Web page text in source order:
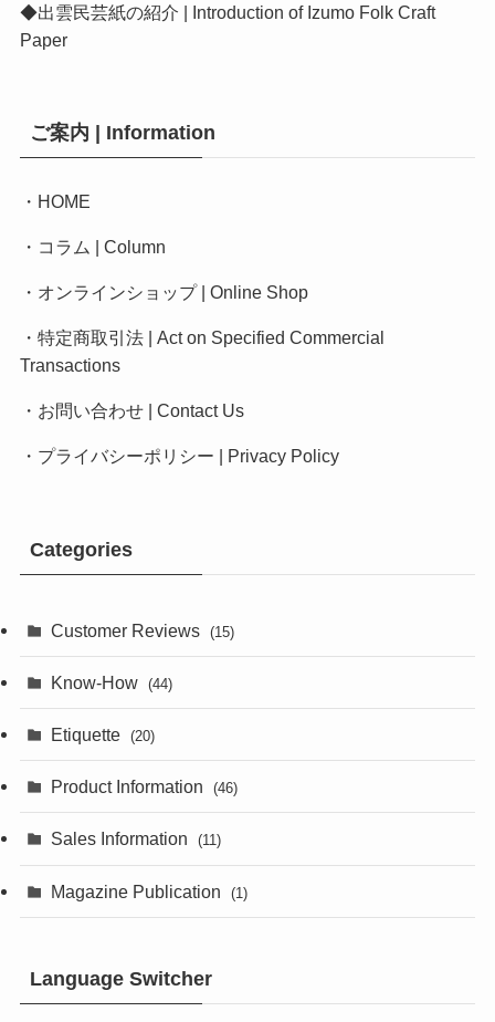
◆出雲民芸紙の紹介 | Introduction of Izumo Folk Craft
Paper
ご案内 | Information
・ HOME
・ コラム | Column
・ オンラインショップ | Online Shop
・ 特定商取引法 | Act on Specified Commercial
Transactions
・ お問い合わせ | Contact Us
・ プライバシーポリシー Privacy Policy
Categories
Customer Reviews (15)
Know-How (44)
Etiquette (20)
Product Information (46)
Sales Information (11)
Magazine Publication (1)
Language Switcher